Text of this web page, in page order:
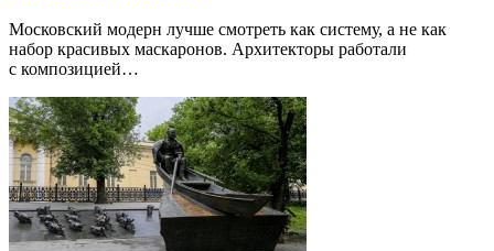
Московский модерн лучше смотреть как систему, а не как
набор красивых маскаронов. Архитекторы работали
с композицией…